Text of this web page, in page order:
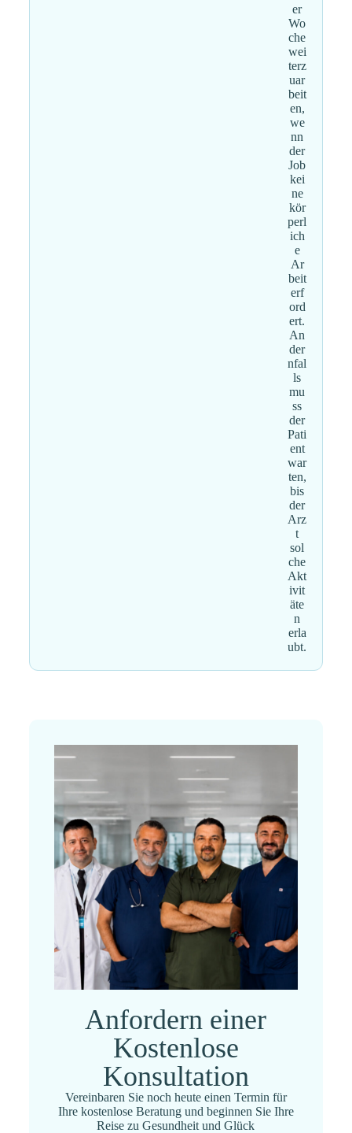
er
Wo
che
wei
terz
uar
beit
en,
we
nn
der
Job
kei
ne
kör
perl
ich
e
Ar
beit
erf
ord
ert.
An
der
nfal
ls
mu
ss
der
Pati
ent
war
ten,
bis
der
Arz
t
sol
che
Akt
ivit
äte
n
erla
ubt.
Anfordern einer
Kostenlose
Konsultation
Vereinbaren Sie noch heute einen Termin für
Ihre kostenlose Beratung und beginnen Sie Ihre
Reise zu Gesundheit und Glück